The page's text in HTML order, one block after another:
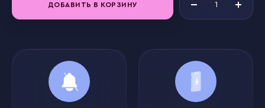
ДОБАВИТЬ В КОРЗИНУ